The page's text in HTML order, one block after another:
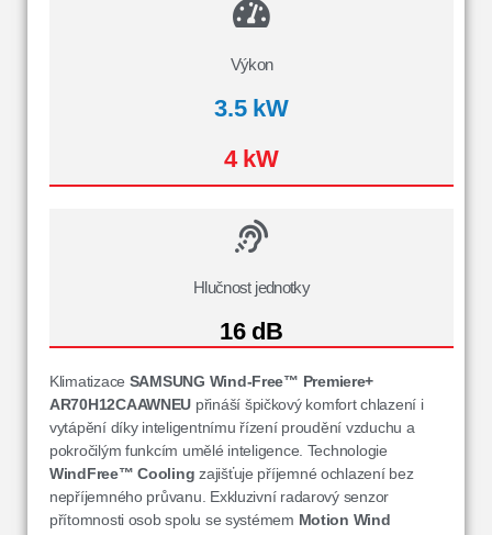
Výkon
3.5 kW
4 kW
Hlučnost jednotky
16 dB
Klimatizace SAMSUNG Wind-Free™ Premiere+
AR70H12CAAWNEU přináší špičkový komfort chlazení i
vytápění díky inteligentnímu řízení proudění vzduchu a
pokročilým funkcím umělé inteligence. Technologie
WindFree™ Cooling zajišťuje příjemné ochlazení bez
nepříjemného průvanu. Exkluzivní radarový senzor
přítomnosti osob spolu se systémem Motion Wind